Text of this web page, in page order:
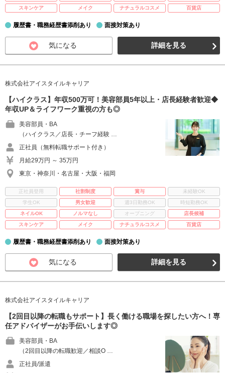
スキンケア
メイク ナチュラルコスメ 百貨店
履歴書・職務経歴書添削あり 面接対策あり
気になる 詳細を見る
株式会社アイスタイルキャリア
【ハイクラス】年収500万可！美容部員5年以上・店長経験者歓迎◆
年収UP＆ライフワーク重視の方も◎
美容部員・BA
（ハイクラス／店長・チーフ経験 …
正社員（無料転職サポート付き）
月給29万円 ～ 35万円
東京・神奈川・名古屋・大阪・福岡
正社員登用 社割制度 賞与
未経験OK
学生OK
男女歓迎 週3日勤務OK
時短勤務OK
ネイルOK
ノルマなし オープニング
店長候補
スキンケア
メイク ナチュラルコスメ 百貨店
履歴書・職務経歴書添削あり 面接対策あり
気になる 詳細を見る
株式会社アイスタイルキャリア
【2回目以降の転職もサポート】長く働ける職場を探したい方へ！専
任アドバイザーがお手伝いします◎
美容部員・BA
（2回目以降の転職歓迎／相談O …
正社員/派遣